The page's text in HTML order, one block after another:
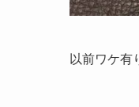
以前ワケ有